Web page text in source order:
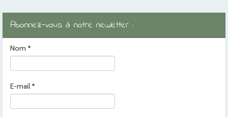
Abonnez-vous à notre newletter :
Nom *
E-mail *